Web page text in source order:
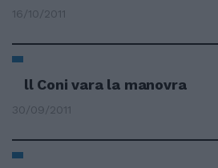
16/10/2011
ll Coni vara la manovra
30/09/2011